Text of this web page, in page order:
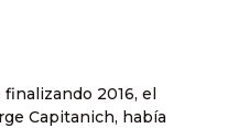
2016, el
Capitanich, había